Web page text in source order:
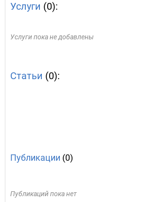
Услуги (0):
Услуги пока не добавлены
Статьи (0):
Публикации (0)
Публикаций пока нет